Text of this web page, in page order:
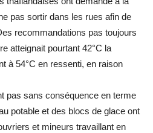
pas sortir dans les rues afin de
recommandations pas toujours
atteignait pourtant 42°C la
à 54°C en ressenti, en raison
pas sans conséquence en terme
potable et des blocs de glace ont
et mineurs travaillant en